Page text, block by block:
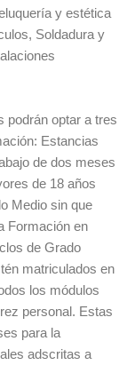
y estética
Soldadura y
podrán optar a tres
Estancias
de dos meses
de 18 años
Medio sin que
Formación en
de Grado
matriculados en
los módulos
personal. Estas
para la
adscritas a